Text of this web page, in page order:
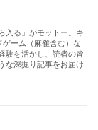
入る」がモットー。キ
ーム（麻雀含む）な
験を活かし、読者の皆
な深掘り記事をお届け